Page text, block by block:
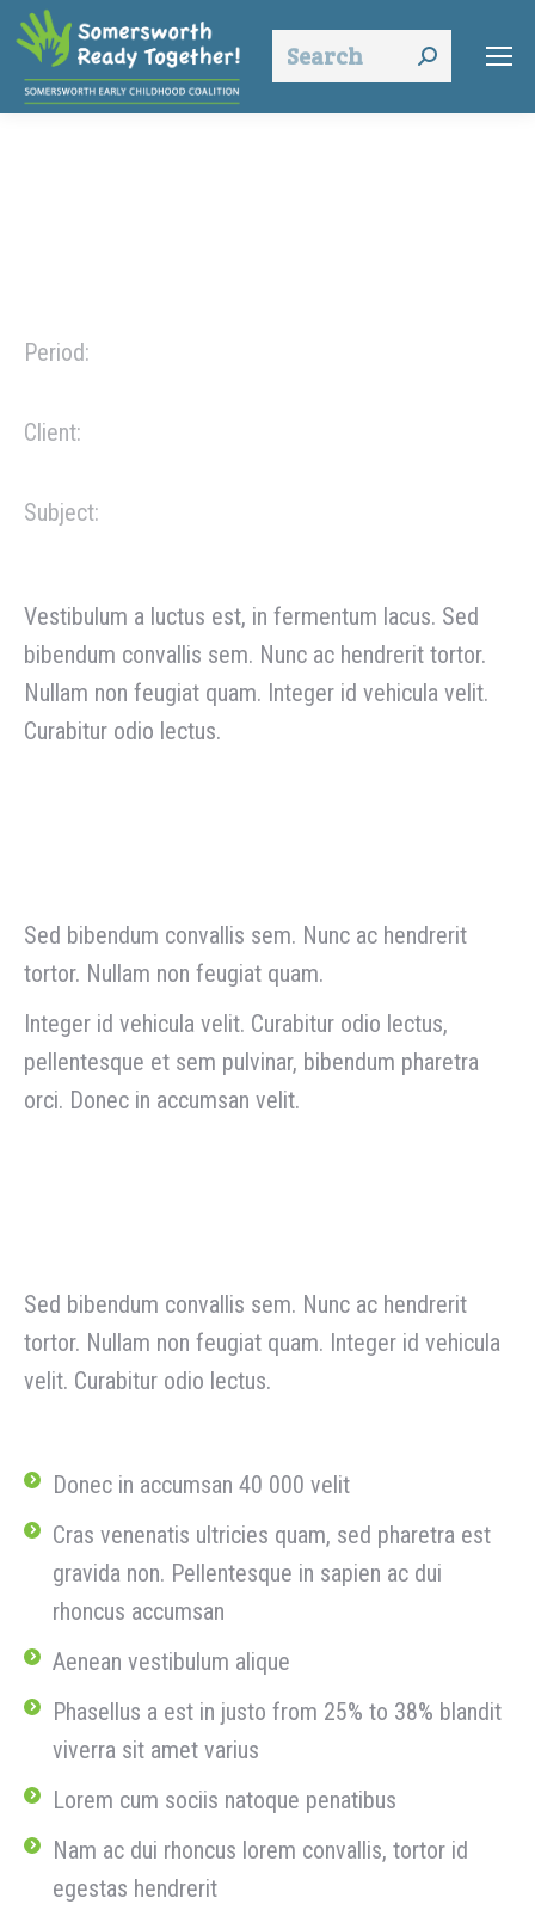
Search:
Period:
Client:
Subject:
Vestibulum a luctus est, in fermentum lacus. Sed
bibendum convallis sem. Nunc ac hendrerit tortor.
Nullam non feugiat quam. Integer id vehicula velit.
Curabitur odio lectus.
Sed bibendum convallis sem. Nunc ac hendrerit
tortor. Nullam non feugiat quam.
Integer id vehicula velit. Curabitur odio lectus,
pellentesque et sem pulvinar, bibendum pharetra
orci. Donec in accumsan velit.
Sed bibendum convallis sem. Nunc ac hendrerit
tortor. Nullam non feugiat quam. Integer id vehicula
velit. Curabitur odio lectus.
Donec in accumsan 40 000 velit
Cras venenatis ultricies quam, sed pharetra est
gravida non. Pellentesque in sapien ac dui
rhoncus accumsan
Aenean vestibulum alique
Phasellus a est in justo from 25% to 38% blandit
viverra sit amet varius
Lorem cum sociis natoque penatibus
Nam ac dui rhoncus lorem convallis, tortor id
egestas hendrerit